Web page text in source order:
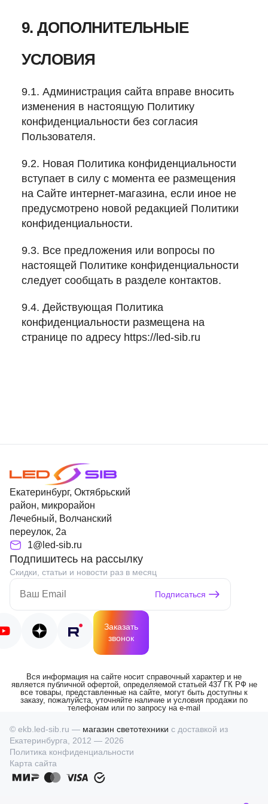
9. ДОПОЛНИТЕЛЬНЫЕ
УСЛОВИЯ
9.1. Администрация сайта вправе вносить
изменения в настоящую Политику
конфиденциальности без согласия
Пользователя.
9.2. Новая Политика конфиденциальности
вступает в силу с момента ее размещения
на Сайте интернет-магазина, если иное не
предусмотрено новой редакцией Политики
конфиденциальности.
9.3. Все предложения или вопросы по
настоящей Политике конфиденциальности
следует сообщать в разделе контактов.
9.4. Действующая Политика
конфиденциальности размещена на
странице по адресу https://led-sib.ru
Екатеринбург, Октябрьский
район, микрорайон
Лечебный, Волчанский
переулок, 2а
1@led-sib.ru
Подпишитесь на рассылку
Скидки, статьи и новости раз в месяц
Подписаться
Заказать
звонок
Вся информация на сайте носит справочный характер и не
является публичной офертой, определяемой статьей 437 ГК РФ не
все товары, представленные на сайте, могут быть доступны к
заказу, пожалуйста, уточняйте наличие и условия продажи по
телефонам или по запросу на e-mail
© ekb.led-sib.ru — магазин светотехники с доставкой из
Екатеринбурга, 2012 — 2026
Политика конфиденциальности
Карта сайта